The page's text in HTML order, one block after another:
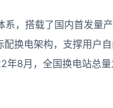
系，搭载了国内首发量
换电架构，支撑用户
8月，全国换电站总